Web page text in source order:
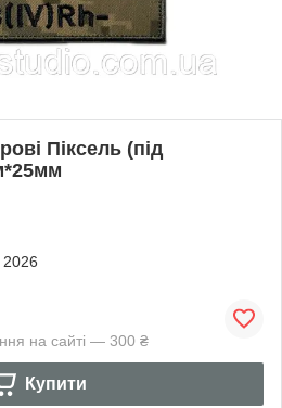
Піксель (під
на сайті — 300 ₴
Купити